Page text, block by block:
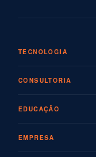
TECNOLOGIA
CONSULTORIA
EDUCAÇÃO
EMPRESA